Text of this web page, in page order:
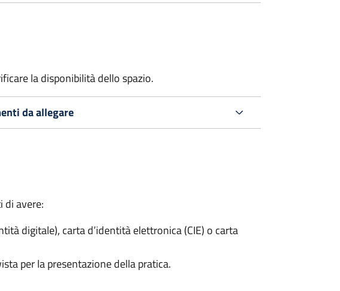
la disponibilità dello spazio.
da allegare
di avere:
digitale), carta d’identità elettronica (CIE) o carta
per la presentazione della pratica.